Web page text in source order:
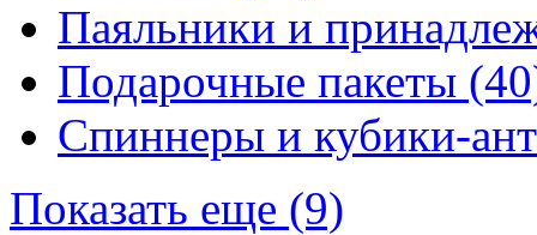
Паяльники и
Подарочные пакеты
Спиннеры и кубики-
Показать еще (9)